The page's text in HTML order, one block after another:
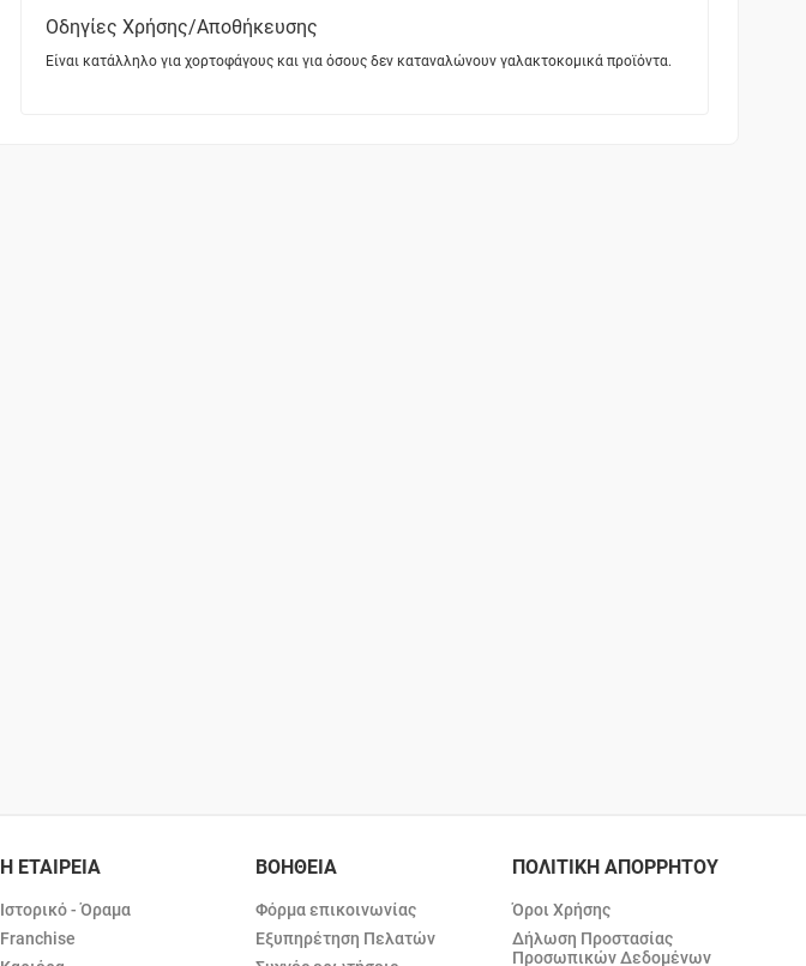
Οδηγίες Χρήσης/Αποθήκευσης
Είναι κατάλληλο για χορτοφάγους και για όσους δεν καταναλώνουν γαλακτοκομικά προϊόντα.
Η ΕΤΑΙΡΕΙΑ
Ιστορικό - Όραμα
Franchise
ΒΟΗΘΕΙΑ
Φόρμα επικοινωνίας
Εξυπηρέτηση Πελατών
ΠΟΛΙΤΙΚΗ ΑΠΟΡΡΗΤΟΥ
Όροι Χρήσης
Δήλωση Προστασίας
Προσωπικών Δεδομένων